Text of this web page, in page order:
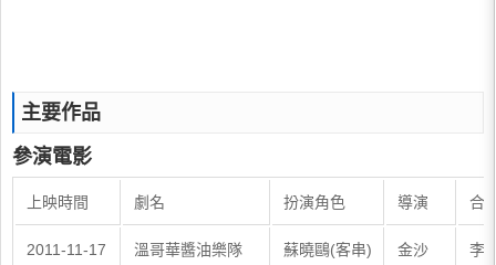
主要作品
參演電影
上映時間 劇名 扮演角色 導演 合
2011-11-17 溫哥華醬油樂隊 蘇曉鷗(客串) 金沙 李